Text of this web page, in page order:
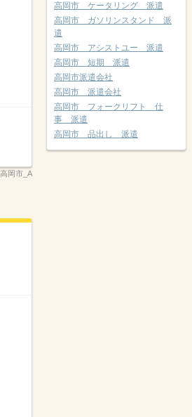
岡市_A
高岡市 ケータリング 派遣
高岡市 ガソリンスタンド 派
遣
高岡市 アシストユー 派遣
高岡市 短期 派遣
高岡市派遣会社
高岡市 派遣会社
高岡市 フォークリフト 仕
事 派遣
高岡市 品出し 派遣